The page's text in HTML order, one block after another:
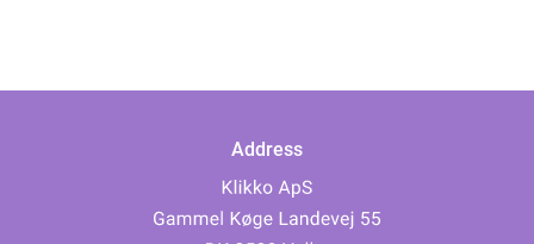
Address